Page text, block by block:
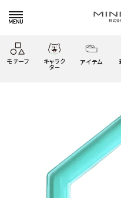
モチーフ キャラク
タ－
ぴよこ豆
だっとちゃん
アイテム
HOME
すべての商品
オンラインストア＆催事限定